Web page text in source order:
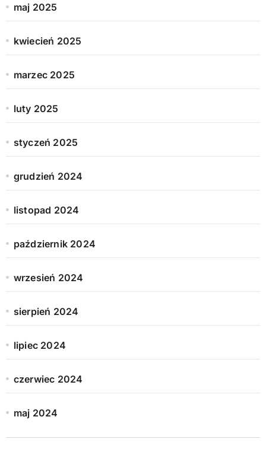
maj 2025
kwiecień 2025
marzec 2025
luty 2025
styczeń 2025
grudzień 2024
listopad 2024
październik 2024
wrzesień 2024
sierpień 2024
lipiec 2024
czerwiec 2024
maj 2024